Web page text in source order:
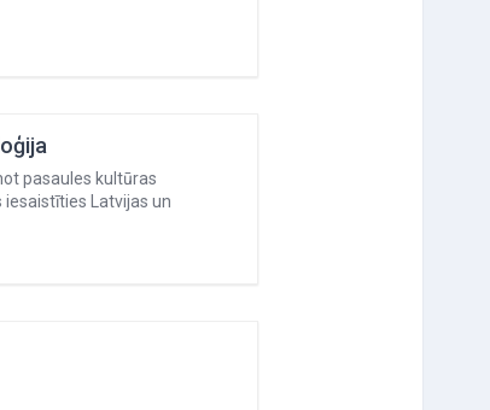
pasaules kultūras
Latvijas un